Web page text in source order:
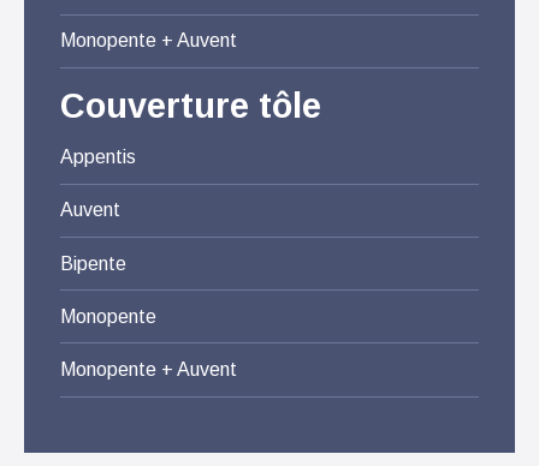
Monopente + Auvent
Couverture tôle
Appentis
Auvent
Bipente
Monopente
Monopente + Auvent